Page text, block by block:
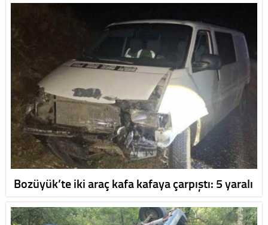
Bozüyük’te iki araç kafa kafaya çarpıştı: 5 yaralı